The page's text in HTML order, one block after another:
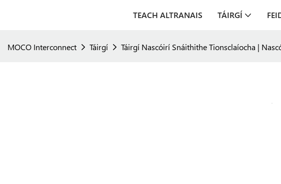
TEACH ALTRANAIS TÁIRGÍ
MOCO Interconnect Táirgí Táirgí Nascóirí Snáithithe Tionsclaíocha |